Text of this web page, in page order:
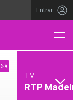
Entrar
TV
RTP